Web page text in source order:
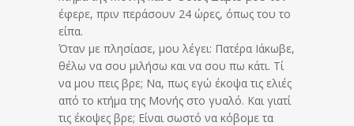
έφερε, πριν περάσουν 24 ώρες, όπως του το
είπα.
Όταν με πλησίασε, μου λέγει: Πατέρα Ιάκωβε,
θέλω να σου μιλήσω και να σου πω κάτι. Τί
να μου πεις βρε; Να, πως εγώ έκοψα τις ελιές
από το κτήμα της Μονής στο γυαλό. Και γιατί
τις έκοψες βρε; Είναι σωστό να κόβομε τα